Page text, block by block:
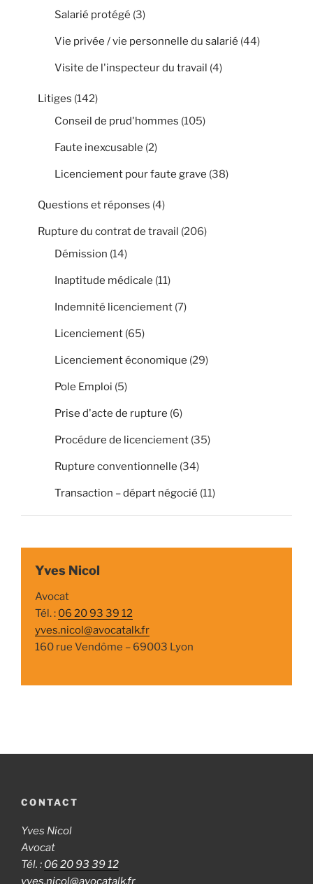
Salarié protégé (3)
Vie privée / vie personnelle du salarié (44)
Visite de l'inspecteur du travail (4)
Litiges (142)
Conseil de prud'hommes (105)
Faute inexcusable (2)
Licenciement pour faute grave (38)
Questions et réponses (4)
Rupture du contrat de travail (206)
Démission (14)
Inaptitude médicale (11)
Indemnité licenciement (7)
Licenciement (65)
Licenciement économique (29)
Pole Emploi (5)
Prise d'acte de rupture (6)
Procédure de licenciement (35)
Rupture conventionnelle (34)
Transaction – départ négocié (11)
Yves Nicol
Avocat
Tél. : 06 20 93 39 12
yves.nicol@avocatalk.fr
160 rue Vendôme – 69003 Lyon
CONTACT
Yves Nicol
Avocat
Tél. : 06 20 93 39 12
yves.nicol@avocatalk.fr